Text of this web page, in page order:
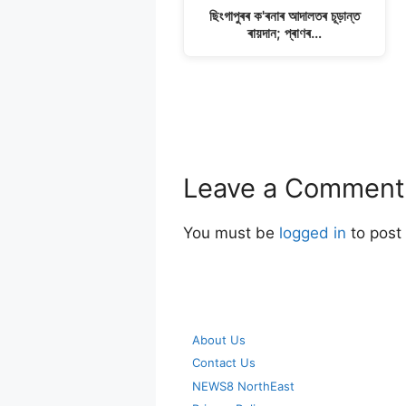
ছিংগাপুৰৰ ক'ৰনাৰ আদালতৰ চূড়ান্ত
ৰায়দান; প্ৰাণৰ…
Leave a Comment
You must be logged in to post
About Us
Contact Us
NEWS8 NorthEast